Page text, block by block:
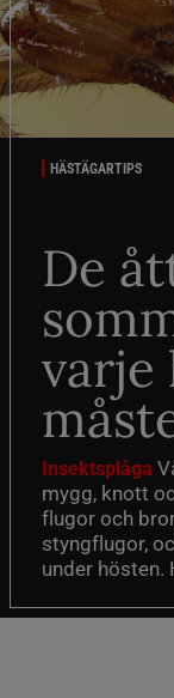
HÄSTÄGARTIPS
De
varje
Insektsplåga
mygg, knott
flugor och
styngflugor,
under hösten.